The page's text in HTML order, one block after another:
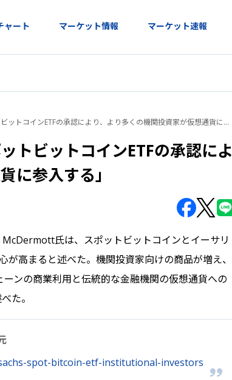
ャート マーケット情報 マーケット速報
ットコインETFの承認により、より多くの機関投資家が仮想通貨に...
トビットコインETFの承認によ
に参入する」
氏は、スポットビットコインとイーサリ
高まると述べた。機関投資家向けの商品が増え、
ンの商業利用と伝統的な金融機関の仮想通貨への
た。
spot-bitcoin-etf-institutional-investors